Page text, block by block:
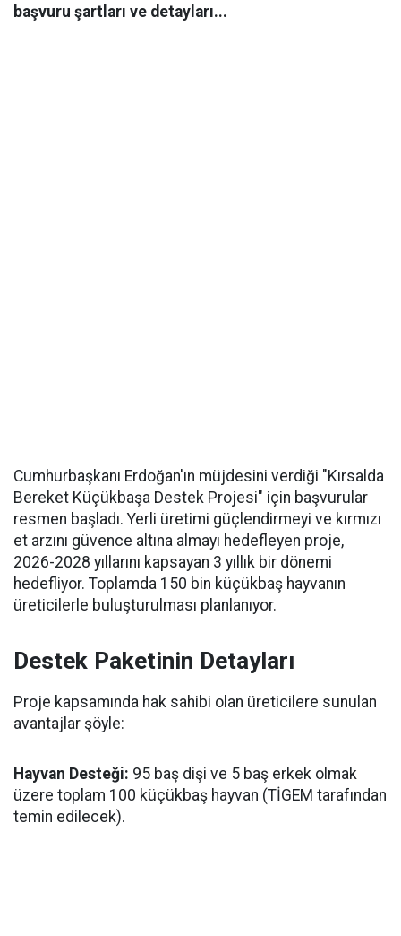
başvuru şartları ve detayları...
Cumhurbaşkanı Erdoğan'ın müjdesini verdiği "Kırsalda
Bereket Küçükbaşa Destek Projesi" için başvurular
resmen başladı. Yerli üretimi güçlendirmeyi ve kırmızı
et arzını güvence altına almayı hedefleyen proje,
2026-2028 yıllarını kapsayan 3 yıllık bir dönemi
hedefliyor. Toplamda 150 bin küçükbaş hayvanın
üreticilerle buluşturulması planlanıyor.
Destek Paketinin Detayları
Proje kapsamında hak sahibi olan üreticilere sunulan
avantajlar şöyle:
Hayvan Desteği: 95 baş dişi ve 5 baş erkek olmak
üzere toplam 100 küçükbaş hayvan (TİGEM tarafından
temin edilecek).